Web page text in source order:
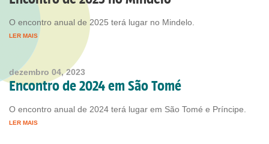
O encontro anual de 2025 terá lugar no Mindelo.
LER MAIS
dezembro 04, 2023
Encontro de 2024 em São Tomé
O encontro anual de 2024 terá lugar em São Tomé e Príncipe.
LER MAIS